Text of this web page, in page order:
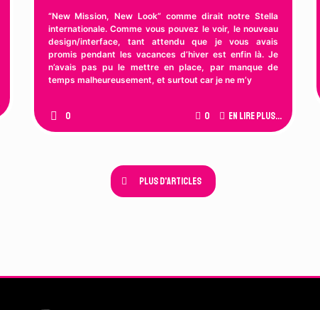
“New Mission, New Look” comme dirait notre Stella
internationale. Comme vous pouvez le voir, le nouveau
design/interface, tant attendu que je vous avais
promis pendant les vacances d’hiver est enfin là. Je
n’avais pas pu le mettre en place, par manque de
temps malheureusement, et surtout car je ne m’y
0 0 En lire plus...
Plus d'articles